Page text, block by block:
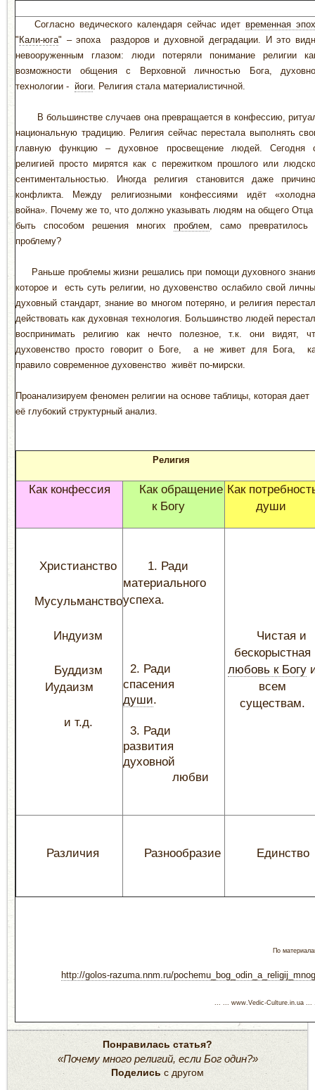
Согласно ведического календаря сейчас идетвременная
" Кали-юга" – эпоха раздоров и духовной деградации. И это
невооруженным глазом: люди потеряли понимание религии
возможности общения с Верховной личностью Бога,
технологии - йоги. Религия стала материалистичной.
В большинстве случаев она превращается в конфессию,
национальную традицию. Религия сейчас перестала выполнять
главную функцию – духовное просвещение людей. Сегодня
религией просто мирятся как с пережитком прошлого или
сентиментальностью. Иногда религия становится даже
конфликта. Между религиозными конфессиями идёт
война». Почему же то, что должно указывать людям на общего Отца
быть способом решения многих проблем, само превратилось
проблему?
Раньше проблемы жизни решались при помощи духовного
которое и есть суть религии, но духовенство ослабило свой
духовный стандарт, знание во многом потеряно, и религия
действовать как духовная технология. Большинство людей
воспринимать религию как нечто полезное, т.к. они видят,
духовенство просто говорит о Боге, а не живет для Бога,
правило современное духовенство живёт по-мирски.
Проанализируем феномен религии на основе таблицы, которая дает
её глубокий структурный анализ.
Религия
Как конфессия
Как обращение
к Богу
Как
души
Христианство
Мусульманство
Индуизм
Буддизм
Иудаизм
и т.д.
1. Ради
материального
успеха.
2. Ради
спасения
души.
3. Ради
развития
духовной
любви
Чистая и
бескорыстная
любовь к Богу
всем
существам.
Различия Разнообразие Единство
По
http://golos-razuma.nnm.ru/
... ... www.Vedic-Culture.in.ua ...
Понравилась статья?
«Почему много религий, если Бог один?»
Поделись с другом